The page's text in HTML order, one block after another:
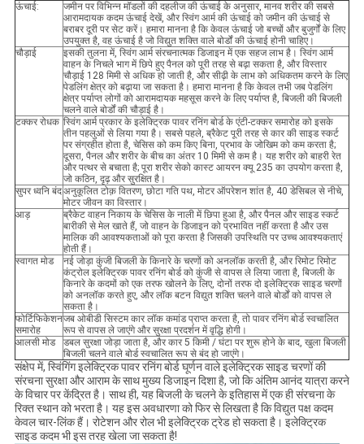
ऊंचाई:
जमीन पर विभिन्न मॉडलों की दहलीज की ऊंचाई के अनुसार, मानव शरीर की सबसे
आरामदायक कदम ऊंचाई देखें, और स्विंग आर्म की ऊंचाई को जमीन की ऊंचाई से
बराबर दूरी पर सेट करें। हमारा मानना ​​है कि केवल ऊंचाई जो बच्चों और बुजुर्गों के लिए
उपयुक्त है, वह ऊंचाई है जो विद्युत शक्ति वाले बोर्डों की ऊंचाई होनी चाहिए।
चौड़ाई
इसकी तुलना में, स्विंग आर्म संरचनात्मक डिजाइन में एक सहज लाभ है। स्विंग आर्म
वाहन के निचले भाग में छिपे हुए पैनल को पूरी तरह से बढ़ा सकता है, और विस्तार
चौड़ाई 128 मिमी से अधिक हो जाती है, और सीढ़ी के लाभ को अधिकतम करने के लिए
पेडलिंग क्षेत्र को बढ़ाया जा सकता है। हमारा मानना ​​है कि केवल तभी जब पेडलिंग
क्षेत्र पर्याप्त लोगों को आरामदायक महसूस करने के लिए पर्याप्त है, बिजली की बिजली
चलने वाले बोर्डों की चौड़ाई है।
टक्कर रोधक स्विंग आर्म प्रकार के इलेक्ट्रिक पावर रनिंग बोर्ड के एंटी-टक्कर समारोह को इसके
तीन पहलुओं से लिया गया है। सबसे पहले, ब्रैकेट पूरी तरह से कार की साइड स्कर्ट
पर संग्रहीत होता है, चेसिस को कम किए बिना, प्रभाव के जोखिम को कम करता है;
दूसरा, पैनल और शरीर के बीच का अंतर 10 मिमी से कम है। यह शरीर को बाहरी रेत
और पत्थर से बचाता है; पूरा शरीर सेको कास्ट आयरन क्यू 235 का उपयोग करता है,
जो कठिन, दृढ़ और सुरक्षित है।
सुपर ध्वनि बंदअनुकूलित टोक़ वितरण, छोटा गति पथ, मोटर ऑपरेशन शांत है, 40 डेसिबल से नीचे,
मोटर जीवन का विस्तार।
आड़
ब्रैकेट वाहन निकाय के चेसिस के नाली में छिपा हुआ है, और पैनल और साइड स्कर्ट
बारीकी से मेल खाते हैं, जो वाहन के डिजाइन को प्रभावित नहीं करता है और उस
मालिक की आवश्यकताओं को पूरा करता है जिसकी उपस्थिति पर उच्च आवश्यकताएं
होती हैं।
स्वागत मोड
नई जोड़ा कुंजी बिजली के किनारे के चरणों को अनलॉक करती है, और रिमोट रिमोट
कंट्रोल इलेक्ट्रिक पावर रनिंग बोर्ड को कुंजी से वापस ले लिया जाता है, बिजली के
किनारे के कदमों को एक तरफ खोलने के लिए, दोनों तरफ दो इलेक्ट्रिक साइड चरणों
को अनलॉक करते हुए, और लॉक बटन विद्युत शक्ति चलने वाले बोर्डों को वापस ले
सकता है।
फोर्टिफिकेशन
समारोह
जब ओबीडी सिस्टम कार लॉक कमांड प्राप्त करता है, तो पावर रनिंग बोर्ड स्वचालित
रूप से वापस ले जाएंगे और सुरक्षा प्रदर्शन में वृद्धि होगी।
आलसी मोड
डबल सुरक्षा जोड़ा जाता है, और कार 5 किमी / घंटा पर शुरू होने के बाद, खुला बिजली
बिजली चलने वाले बोर्ड स्वचालित रूप से बंद हो जाएंगे।
संक्षेप में, स्विंगिंग इलेक्ट्रिक पावर रनिंग बोर्ड घूर्णन वाले इलेक्ट्रिक साइड चरणों की
संरचना सुरक्षा और आराम के साथ मुख्य डिजाइन दिशा है, जो कि अंतिम आनंद यात्रा करने
के विचार पर केंद्रित है। साथ ही, यह बिजली के चलने के इतिहास में एक ही संरचना के
रिक्त स्थान को भरता है। यह इस अवधारणा को फिर से लिखता है कि विद्युत पक्ष कदम
केवल चार-लिंक हैं। रोटेशन और रोल भी इलेक्ट्रिक ट्रेड हो सकता है। इलेक्ट्रिक
साइड कदम भी इस तरह खेला जा सकता है!